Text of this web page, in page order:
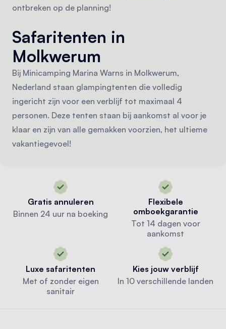
ontbreken op de planning!
Safaritenten in
Molkwerum
Bij Minicamping Marina Warns in Molkwerum,
Nederland staan glampingtenten die volledig
ingericht zijn voor een verblijf tot maximaal 4
personen. Deze tenten staan bij aankomst al voor je
klaar en zijn van alle gemakken voorzien, het ultieme
vakantiegevoel!
Gratis annuleren
Binnen 24 uur na boeking
Flexibele
omboekgarantie
Tot 14 dagen voor
aankomst
Luxe safaritenten
Met of zonder eigen
sanitair
Kies jouw verblijf
In 10 verschillende landen